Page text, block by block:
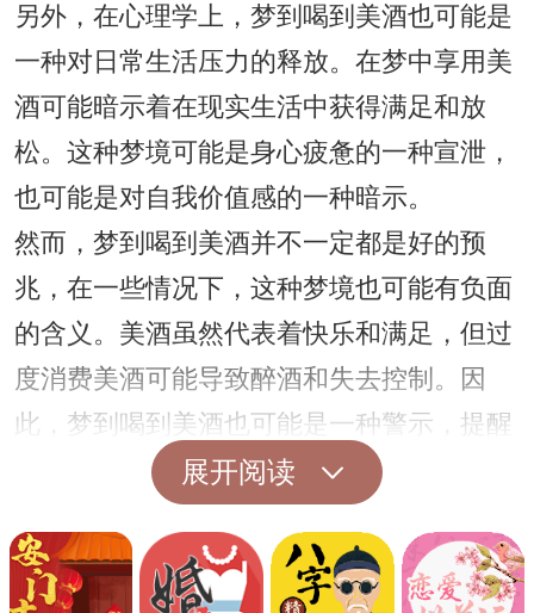
另外，在心理学上，梦到喝到美酒也可能是
一种对日常生活压力的释放。在梦中享用美
酒可能暗示着在现实生活中获得满足和放
松。这种梦境可能是身心疲惫的一种宣泄，
也可能是对自我价值感的一种暗示。
然而，梦到喝到美酒并不一定都是好的预
兆，在一些情况下，这种梦境也可能有负面
的含义。美酒虽然代表着快乐和满足，但过
度消费美酒可能导致醉酒和失去控制。因
此，梦到喝到美酒也可能是一种警示，提醒
人们要适度享乐，避免过度放纵。
展开阅读